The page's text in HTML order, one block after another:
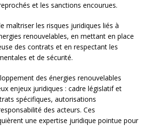
et les sanctions encourues.
maîtriser les risques juridiques liés à
renouvelables, en mettant en place
des contrats et en respectant les
et de sécurité.
des énergies renouvelables
enjeux juridiques : cadre législatif et
spécifiques, autorisations
des acteurs. Ces
une expertise juridique pointue pour